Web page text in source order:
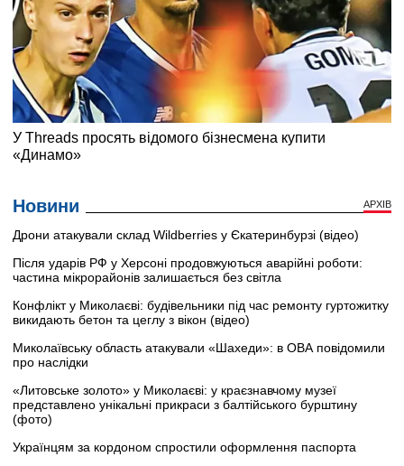
Новини АРХІВ
Дрони атакували склад Wildberries у Єкатеринбурзі (відео)
Після ударів РФ у Херсоні продовжуються аварійні роботи:
частина мікрорайонів залишається без світла
Конфлікт у Миколаєві: будівельники під час ремонту гуртожитку
викидають бетон та цеглу з вікон (відео)
Миколаївську область атакували «Шахеди»: в ОВА повідомили
про наслідки
«Литовське золото» у Миколаєві: у краєзнавчому музеї
представлено унікальні прикраси з балтійського бурштину
(фото)
Українцям за кордоном спростили оформлення паспорта